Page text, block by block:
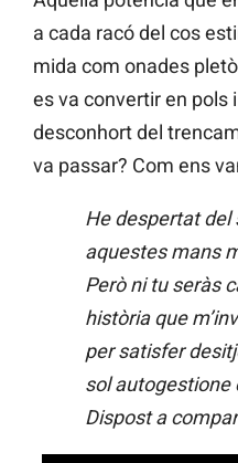
a cada racó del cos
mida com onades
es va convertir en pols
desconhort del
va passar? Com ens
He despertat del
aquestes mans
Però ni tu seràs
història que
per satisfer
sol autogestione
Dispost a